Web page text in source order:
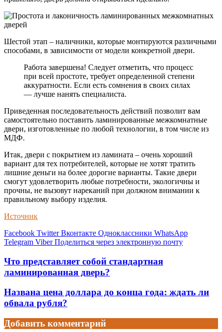
Шестой этап – наличники, которые монтируются различными
способами, в зависимости от модели конкретной двери.
Работа завершена! Следует отметить, что процесс
при всей простоте, требует определенной степени
аккуратности. Если есть сомнения в своих силах
— лучше нанять специалиста.
Приведенная последовательность действий позволит вам
самостоятельно поставить ламинированные межкомнатные
двери, изготовленные по любой технологии, в том числе из
МДФ.
Итак, двери с покрытием из ламината – очень хороший
вариант для тех потребителей, которые не хотят тратить
лишние деньги на более дорогие варианты. Такие двери
смогут удовлетворить любые потребности, экологичны и
прочны, не вызовут нареканий при должном внимании к
правильному выбору изделия.
Источник
Facebook Twitter Вконтакте Одноклассники WhatsApp
Telegram Viber Поделиться через электронную почту
Что представляет собой стандартная
ламинированная дверь?
Названа цена доллара до конца года: ждать ли
обвала рубля?
Добавить комментарий